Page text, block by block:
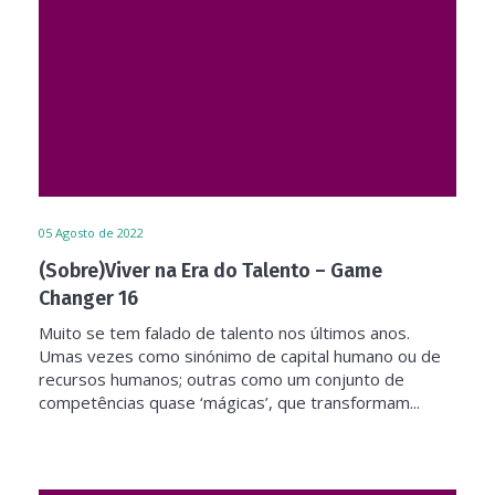
05 Agosto de 2022
(Sobre)Viver na Era do Talento – Game
Changer 16
Muito se tem falado de talento nos últimos anos.
Umas vezes como sinónimo de capital humano ou de
recursos humanos; outras como um conjunto de
competências quase ‘mágicas’, que transformam...